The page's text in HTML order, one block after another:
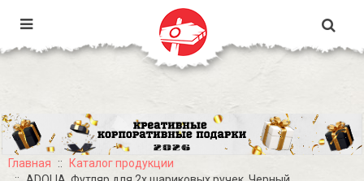
Главная
Каталог продукции